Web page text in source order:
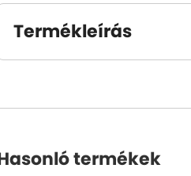
Termékleírás
Hasonló termékek